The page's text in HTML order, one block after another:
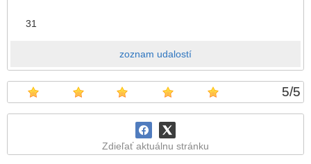
31
zoznam udalostí
5/5
Zdieľať aktuálnu stránku